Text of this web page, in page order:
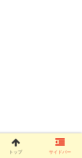
トップ サイドバー